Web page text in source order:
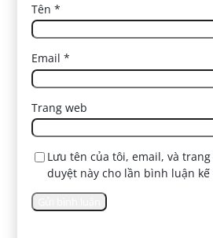
Tên*
Email*
Trang web
Lưu tên của tôi, email, và
duyệt này cho lần bình luận